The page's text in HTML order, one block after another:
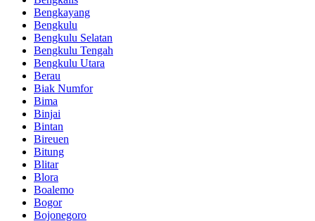
Bengkayang
Bengkulu
Bengkulu Selatan
Bengkulu Tengah
Bengkulu Utara
Berau
Biak Numfor
Bima
Binjai
Bintan
Bireuen
Bitung
Blitar
Blora
Boalemo
Bogor
Bojonegoro